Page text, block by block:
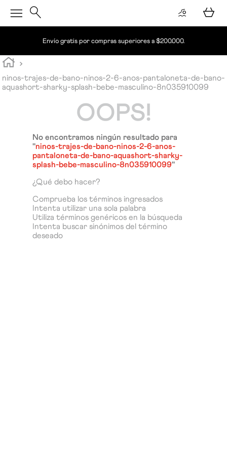
Envío gratis por compras superiores a $200.000.
ninos-trajes-de-bano-ninos-2-6-anos-pantaloneta-de-bano-
aquashort-sharky-splash-bebe-masculino-8n035910099
OOPS!
No encontramos ningún resultado para
"ninos-trajes-de-bano-ninos-2-6-anos-
pantaloneta-de-bano-aquashort-sharky-
splash-bebe-masculino-8n035910099"
¿Qué debo hacer?
Comprueba los términos ingresados
Intenta utilizar una sola palabra
Utiliza términos genéricos en la búsqueda
Intenta buscar sinónimos del término
deseado